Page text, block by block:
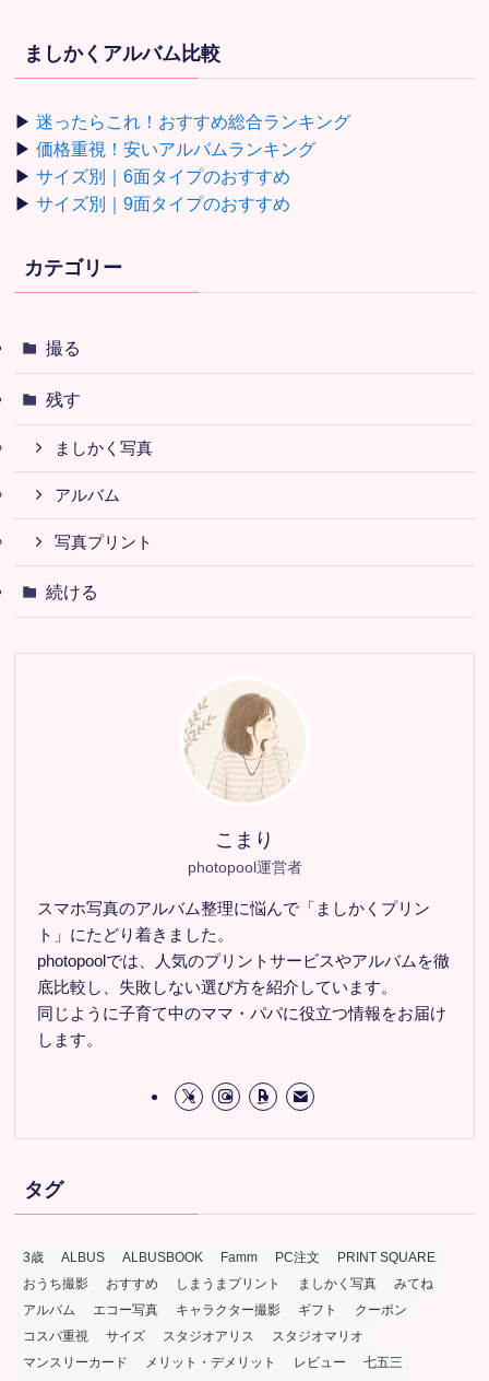
ましかくアルバム比較
▶迷ったらこれ！おすすめ総合ランキング
▶価格重視！安いアルバムランキング
▶サイズ別｜6面タイプのおすすめ
▶サイズ別｜9面タイプのおすすめ
カテゴリー
撮る
残す
ましかく写真
アルバム
写真プリント
続ける
こまり
photopool運営者
スマホ写真のアルバム整理に悩んで「ましかくプリン
ト」にたどり着きました。
photopoolでは、人気のプリントサービスやアルバムを徹
底比較し、失敗しない選び方を紹介しています。
同じように子育て中のママ・パパに役立つ情報をお届け
します。
タグ
3歳 ALBUS ALBUSBOOK Famm PC注文
PRINT SQUARE
おうち撮影
おすすめ しまうまプリント ましかく写真
みてね
アルバム
エコー写真 キャラクター撮影 ギフト
クーポン
コスパ重視
サイズ スタジオアリス
スタジオマリオ
マンスリーカード
メリット・デメリット レビュー
七五三